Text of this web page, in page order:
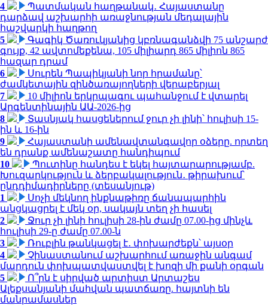
4
Պատմական հաղթանակ․ Հայաստանը
դարձավ աշխարհի առաջնության մեդալային
հաշվարկի հաղթող
5
Գագիկ Ծառուկյանից կբռնագանձվի 75 անշարժ
գույք, 42 ավտոմեքենա, 105 միլիարդ 865 միլիոն 865
հազար դրամ
6
Սուրեն Պապիկյանի նոր հրամանը՝
ժամկետային զինծառայողների վերաբերյալ
7
10 միլիոն երկրպագու պահանջում է վտարել
Արգենտինային ԱԱ-2026-ից
8
Տասնյակ հասցեներում ջուր չի լինի՝ հուլիսի 15-
ին և 16-ին
9
Հայաստանի ամենավտանգավոր օձերը. որտեղ
են դրանք ամենաշատը հանդիպում
10
Պուտինը հանդես է եկել հայտարարությամբ.
Խուզարկություն և ձերբակալություն․ թիրախում՝
ընդդիմադիրները (տեսանյութ)
1
Սոչի մեկնող ինքնաթիռը ճանապարհին
անցկացրել է մեկ օր, սակայն տեղ չի հասել
2
Ջուր չի լինի հուլիսի 28-ին ժամը 07.00-ից մինչև
հուլիսի 29-ը ժամը 07.00-ն
3
Ռուբլին թանկացել է․ փոխարժեքն՝ այսօր
4
Չինաստանում աշխարհում առաջին անգամ
մարդուն փոխպատվաստվել է խոզի մի քանի օրգան
5
Ո՞րն է սիրված արտիստ Արտաշես
Ալեքսանյանի մահվան պատճառը. հայտնի են
մանրամասներ